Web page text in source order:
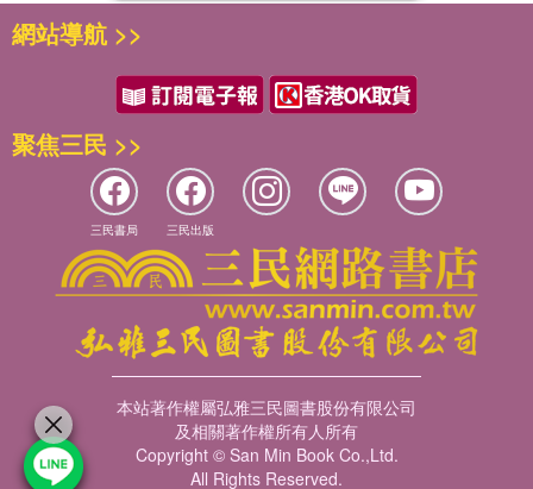
網站導航 >>
聚焦三民 >>
三民書局 三民出版
本站著作權屬弘雅三民圖書股份有限公司
及相關著作權所有人所有
Copyright © San Min Book Co.,Ltd.
All Rights Reserved.